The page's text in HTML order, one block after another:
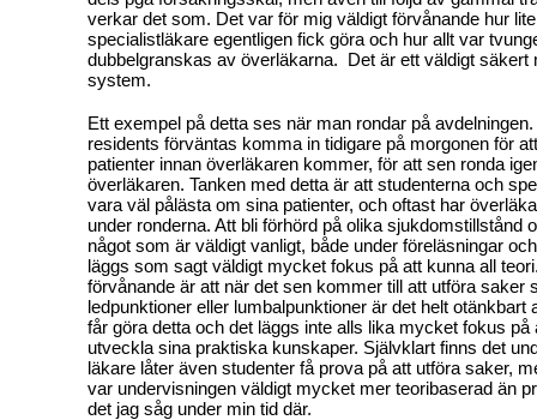
verkar det som. Det var för mig väldigt förvånande hur
specialistläkare egentligen fick göra och hur allt var
dubbelgranskas av överläkarna. Det är ett väldigt säkert
system.
Ett exempel på detta ses när man rondar på
residents förväntas komma in tidigare på morgonen för
patienter innan överläkaren kommer, för att sen ronda
överläkaren. Tanken med detta är att studenterna och
vara väl pålästa om sina patienter, och oftast har
under ronderna. Att bli förhörd på olika sjukdomstillstånd
något som är väldigt vanligt, både under föreläsningar
läggs som sagt väldigt mycket fokus på att kunna all
förvånande är att när det sen kommer till att utföra saker
ledpunktioner eller lumbalpunktioner är det helt otänkbart
får göra detta och det läggs inte alls lika mycket fokus på
utveckla sina praktiska kunskaper. Självklart finns det
läkare låter även studenter få prova på att utföra saker,
var undervisningen väldigt mycket mer teoribaserad än
det jag såg under min tid där.